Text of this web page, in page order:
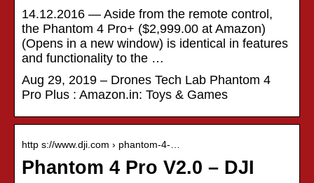
14.12.2016 — Aside from the remote control,
the Phantom 4 Pro+ ($2,999.00 at Amazon)
(Opens in a new window) is identical in features
and functionality to the …
Aug 29, 2019 – Drones Tech Lab Phantom 4
Pro Plus : Amazon.in: Toys & Games
http s://www.dji.com › phantom-4-…
Phantom 4 Pro V2.0 – DJI